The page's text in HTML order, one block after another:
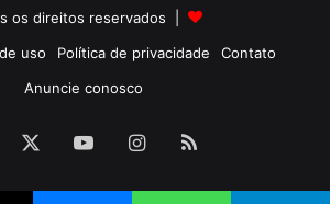
os direitos reservados |
uso Política de privacidade
Contato
Anuncie conosco
YouTubeInstagram
RSS